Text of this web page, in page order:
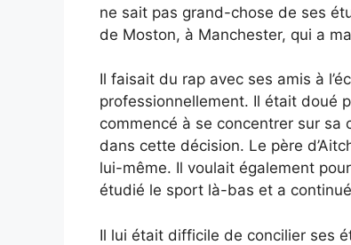
ne sait pas grand-chose de ses
de Moston, à Manchester, qui a
Il faisait du rap avec ses amis à
professionnellement. Il était doué
commencé à se concentrer sur sa
dans cette décision. Le père
lui-même. Il voulait également
étudié le sport là-bas et a
Il lui était difficile de concilier ses